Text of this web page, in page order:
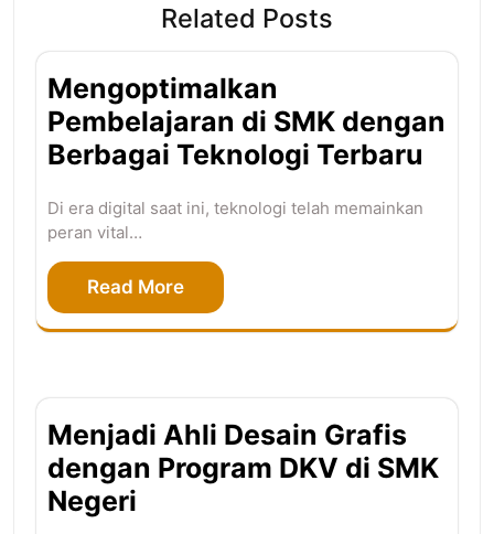
Related Posts
Mengoptimalkan
Pembelajaran di SMK dengan
Berbagai Teknologi Terbaru
Di era digital saat ini, teknologi telah memainkan
peran vital…
Read More
Menjadi Ahli Desain Grafis
dengan Program DKV di SMK
Negeri